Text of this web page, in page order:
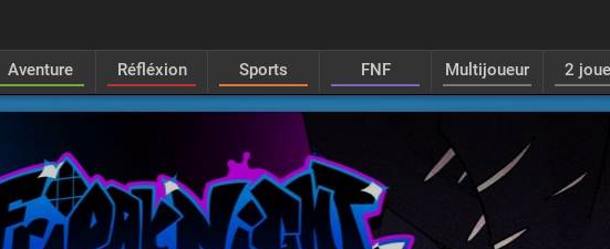
Aventure Réfléxion Sports FNF Multijoueur 2